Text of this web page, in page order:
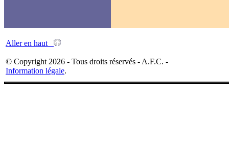
Aller en haut
© Copyright 2026 - Tous droits réservés - A.F.C. -
Information légale.